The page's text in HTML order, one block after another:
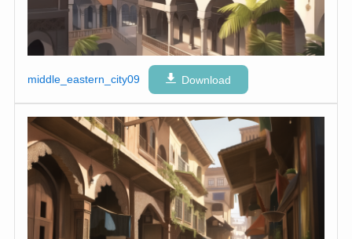
middle_eastern_city09 Download